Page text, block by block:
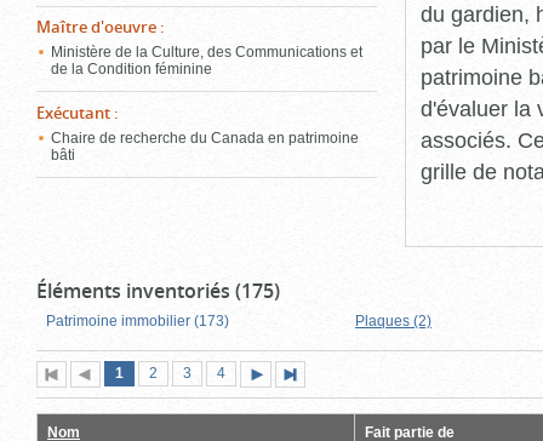
Maître d'oeuvre :
Ministère de la Culture, des Communications et
de la Condition féminine
Exécutant :
Chaire de recherche du Canada en patrimoine
bâti
du gardien,
par le
patrimoine
d'évaluer la
associés.
grille de
Éléments inventoriés (175)
Patrimoine immobilier (173) Plaques (2)
Première
page
Page
précédente
Page
1 (page
actuelle)
Page
2 Page
3 Page
4
suivante
page
Nom Fait partie de